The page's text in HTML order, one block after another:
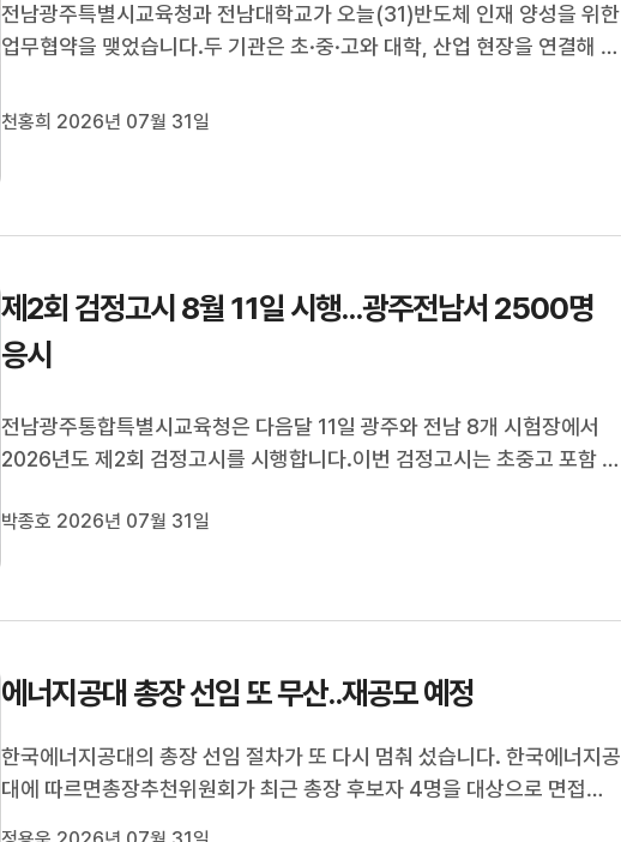
전남광주특별시교육청과 전남대학교가 오늘(31)반도체 인재 양성을 위한
업무협약을 맺었습니다.두 기관은 초·중·고와 대학, 산업 현장을 연결해 지
성장 프로그램을 운영한다는 계획입니다.김대중 교육감은 "배움에서 일자
천홍희 2026년 07월 31일
제2회 검정고시 8월 11일 시행...광주전남서 2500명
응시
전남광주통합특별시교육청은 다음달 11일 광주와 전남 8개 시험장에서
2026년도 제2회 검정고시를 시행합니다.이번 검정고시는 초중고 포함 모
옥암중학교와 순천승평중학교 등 3곳에서 시험이 치러집니다.합격자는 8
박종호 2026년 07월 31일
에너지공대 총장 선임 또 무산..재공모 예정
한국에너지공대의 총장 선임 절차가 또 다시 멈춰 섰습니다. 한국에너지공
대에 따르면총장추천위원회가 최근 총장 후보자 4명을 대상으로 면접을